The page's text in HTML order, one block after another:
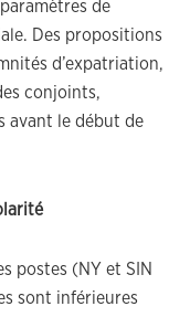
de
Des propositions
d’expatriation,
conjoints,
avant le début de
postes (NY et SIN
sont inférieures